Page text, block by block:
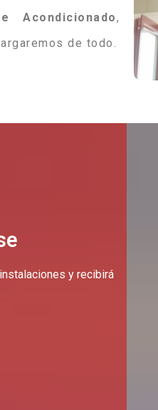
Acondicionado,
de todo.
y recibirá